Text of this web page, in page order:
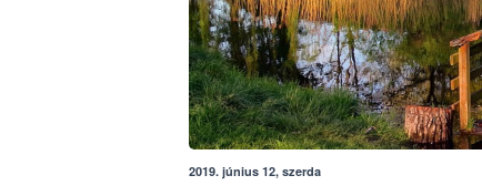
2019. június 12, szerda